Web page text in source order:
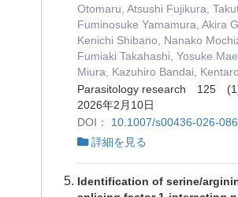
Otomaru, Atsushi Fujikura,
Fuminosuke Yamamura, Akira
Kenichi Shibano, Nanako
Fumiaki Takahashi, Yosuke
Miura, Kazuhiro Bandai,
Parasitology research 125
2026年2月10日
DOI：
10.1007/s00436-026-
詳細を見る
Identification of serine/